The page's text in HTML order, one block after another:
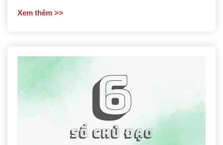
Xem thêm